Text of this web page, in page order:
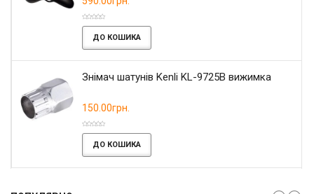
ДО КОШИКА
Знімач шатунів Kenli KL-9725B вижимка
150.00грн.
ДО КОШИКА